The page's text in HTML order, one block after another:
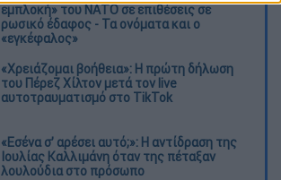
εμπλοκή» του ΝΑΤΟ σε επιθέσεις σε
ρωσικό έδαφος - Τα ονόματα και ο
«εγκέφαλος»
«Χρειάζομαι βοήθεια»: Η πρώτη δήλωση
του Πέρεζ Χίλτον μετά τον live
αυτοτραυματισμό στο TikTok
«Εσένα σ’ αρέσει αυτό;»: Η αντίδραση της
Ιουλίας Καλλιμάνη όταν της πέταξαν
λουλούδια στο πρόσωπο